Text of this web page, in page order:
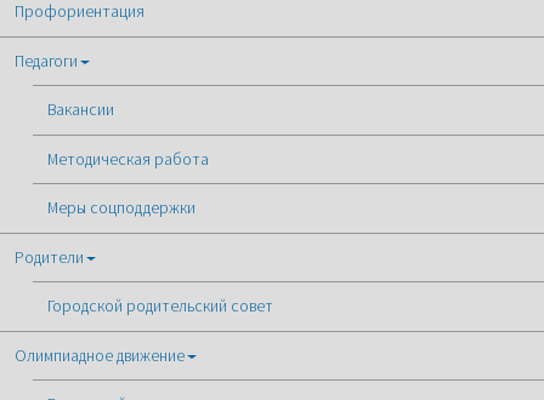
Профориентация
Педагоги
Вакансии
Методическая работа
Меры соцподдержки
Родители
Городской родительский совет
Олимпиадное движение